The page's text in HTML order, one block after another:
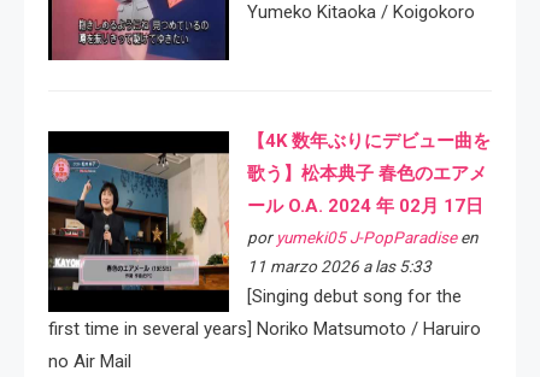
Yumeko Kitaoka / Koigokoro
【4K 数年ぶりにデビュー曲を
歌う】松本典子 春色のエアメ
ール O.A. 2024 年 02月 17日
por yumeki05 J-PopParadiseen
11 marzo 2026 a las 5:33
[Singing debut song for the
first time in several years] Noriko Matsumoto / Haruiro
no Air Mail